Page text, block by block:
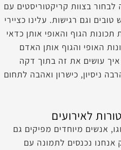
בצוות קריקטוריסטים עם
טובים וגם רגישות. עלינו כציירי
הגוף והאופי אותן כדאי
האופי והגוף אותן האדם
עושים את זה בתוך דקה
ניסיון, כישרון ואהבה לתחום
לאירועים
אנשים מיוחדים מפיקים גם
אנחנו נכנסים לתמונה עם